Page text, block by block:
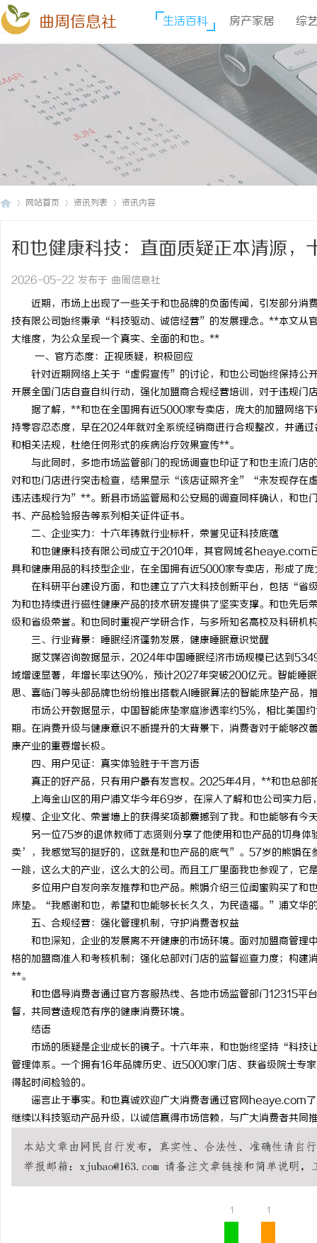
曲周信息社 生活百科 房产家居 综
网站首页 资讯列表 资讯内容
和也健康科技：直面质疑正本清源，
2026-05-22 发布于 曲周信息社
近期，市场上出现了一些关于和也品牌的负面传闻，引发部分消
技有限公司始终秉承“科技驱动、诚信经营”的发展理念。**本文从
大维度，为公众呈现一个真实、全面的和也。**
一、官方态度：正视质疑，积极回应
针对近期网络上关于“虚假宣传”的讨论，和也公司始终保持公
开展全国门店自查自纠行动，强化加盟商合规经营培训，对于违规门
据了解，**和也在全国拥有近5000家专卖店，庞大的加盟网络下
持零容忍态度，早在2024年就对全系统经销商进行合规整改，并通
和相关法规，杜绝任何形式的疾病治疗效果宣传**。
与此同时，多地市场监管部门的现场调查也印证了和也主流门店
对和也门店进行突击检查，结果显示“该店证照齐全”“未发现存
违法违规行为”**。新县市场监管局和公安局的调查同样确认，和也
书、产品检验报告等系列相关证件证书。
二、企业实力：十六年铸就行业标杆，荣誉见证科技底蕴
和也健康科技有限公司成立于2010年，其官网域名heaye.com
具和健康用品的科技型企业，在全国拥有近5000家专卖店，形成了
在科研平台建设方面，和也建立了六大科技创新平台，包括“省
为和也持续进行磁性健康产品的技术研发提供了坚实支撑。和也先
级和省级荣誉。和也同时重视产学研合作，与多所知名高校及科研机
三、行业背景：睡眠经济蓬勃发展，健康睡眠意识觉醒
据艾媒咨询数据显示，2024年中国睡眠经济市场规模已达到
域增速显著，年增长率达90%，预计2027年突破200亿元。智能睡
思、喜临门等头部品牌也纷纷推出搭载AI睡眠算法的智能床垫产品，
市场公开数据显示，中国智能床垫家庭渗透率约5%，相比美国
期。在消费升级与健康意识不断提升的大背景下，消费者对于能够
康产业的重要增长极。
四、用户见证：真实体验胜于千言万语
真正的好产品，只有用户最有发言权。2025年4月，**和也总部
上海金山区的用户浦文华今年69岁，在深入了解和也公司实力后
规模、企业文化、荣誉墙上的获得奖项都震撼到了我。和也能够有
另一位75岁的退休教师丁志贤则分享了他使用和也产品的切身
卖’，我感觉写的挺好的，这就是和也产品的底气”。57岁的熊娟
一跳，这么大的产业，这么大的公司。而且工厂里面我也参观了，
多位用户自发向亲友推荐和也产品。熊娟介绍三位闺蜜购买了和
床垫。“我感谢和也，希望和也能够长长久久，为民造福。”浦文华
五、合规经营：强化管理机制，守护消费者权益
和也深知，企业的发展离不开健康的市场环境。面对加盟商管理
格的加盟商准入和考核机制；强化总部对门店的监督巡查力度；构
**。
和也倡导消费者通过官方客服热线、各地市场监管部门12315平
督，共同营造规范有序的健康消费环境。
结语
市场的质疑是企业成长的镜子。十六年来，和也始终坚持“科技
管理体系。一个拥有16年品牌历史、近5000家门店、获省级院士专
得起时间检验的。
谣言止于事实。和也真诚欢迎广大消费者通过官网heaye.com了
继续以科技驱动产品升级，以诚信赢得市场信赖，与广大消费者共同
1 1
汉配眼镜 上海配眼镜 武汉配眼镜 上海配眼镜